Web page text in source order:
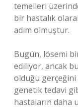
temelleri
bir hastalık
adım olmuştur.
Bugün, lösemi
ediliyor, ancak
olduğu
genetik tedavi
hastaların daha